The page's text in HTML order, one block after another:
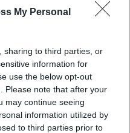
My Personal
sharing to third parties, or
information for
use the below opt-out
Please note that after your
may continue seeing
information utilized by
to third parties prior to